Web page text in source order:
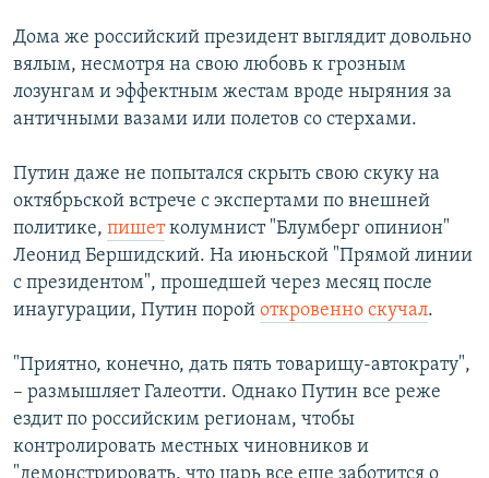
Дома же российский президент выглядит довольно
вялым, несмотря на свою любовь к грозным
лозунгам и эффектным жестам вроде ныряния за
античными вазами или полетов со стерхами.
Путин даже не попытался скрыть свою скуку на
октябрьской встрече с экспертами по внешней
политике, пишетколумнист "Блумберг опинион"
Леонид Бершидский. На июньской "Прямой линии
с президентом", прошедшей через месяц после
инаугурации, Путин порой откровенно скучал.
"Приятно, конечно, дать пять товарищу-автократу",
– размышляет Галеотти. Однако Путин все реже
ездит по российским регионам, чтобы
контролировать местных чиновников и